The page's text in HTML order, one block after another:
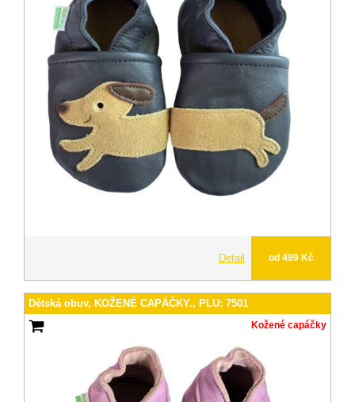
Detail od 499 Kč
Dětská obuv, KOŽENÉ CAPÁČKY., PLU: 7501
Kožené capáčky